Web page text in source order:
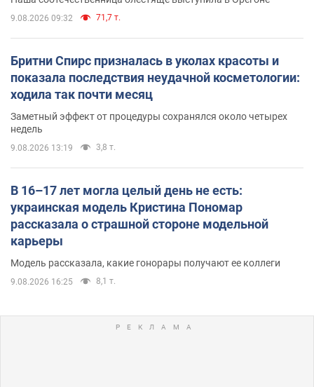
9.08.2026 09:32 71,7 т.
Бритни Спирс призналась в уколах красоты и
показала последствия неудачной косметологии:
ходила так почти месяц
Заметный эффект от процедуры сохранялся около четырех
недель
9.08.2026 13:19 3,8 т.
В 16–17 лет могла целый день не есть:
украинская модель Кристина Пономар
рассказала о страшной стороне модельной
карьеры
Модель рассказала, какие гонорары получают ее коллеги
9.08.2026 16:25 8,1 т.